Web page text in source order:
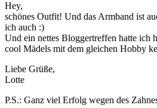
Hey,
schönes Outfit! Und das Armband ist
ich auch :)
Und ein nettes Bloggertreffen hatte ich
cool Mädels mit dem gleichen Hobby
Liebe Grüße,
Lotte
P.S.: Ganz viel Erfolg wegen des